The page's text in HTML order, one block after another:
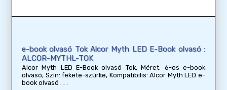
e-book olvasó Tok Alcor Myth LED E-Book olvasó :
ALCOR-MYTHL-TOK
Alcor Myth LED E-Book olvasó Tok, Méret: 6-os e-book
olvasó, Szín: fekete-szürke, Kompatibilis: Alcor Myth LED e-
book olvasó